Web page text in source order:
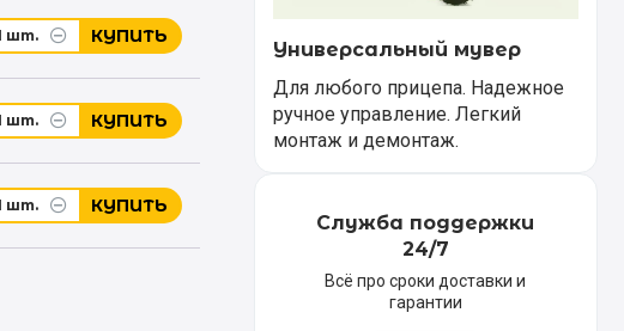
шт. КУПИТЬ
шт. КУПИТЬ
шт. КУПИТЬ
Универсальный мувер
Для любого прицепа. Надежное
ручное управление. Легкий
монтаж и демонтаж.
Служба поддержки
24/7
Всё про сроки доставки и
гарантии